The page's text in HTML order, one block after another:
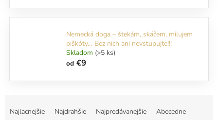
Nemecká doga – štekám, skáčem, milujem
piškóty… Bez nich ani nevstupujte!!!
Skladom (>5 ks)
od €9
Najlacnejšie Najdrahšie Najpredávanejšie Abecedne